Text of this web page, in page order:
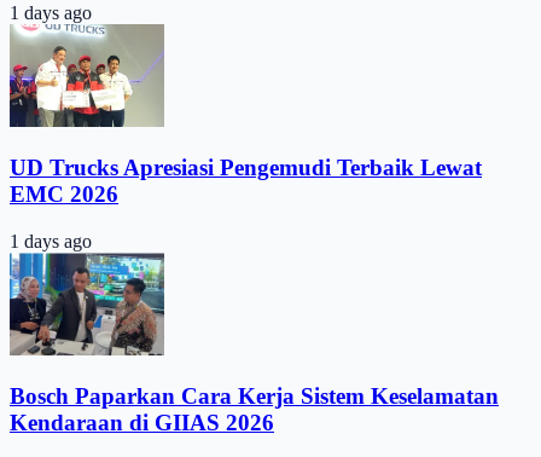
1 days ago
UD Trucks Apresiasi Pengemudi Terbaik Lewat
EMC 2026
1 days ago
Bosch Paparkan Cara Kerja Sistem Keselamatan
Kendaraan di GIIAS 2026